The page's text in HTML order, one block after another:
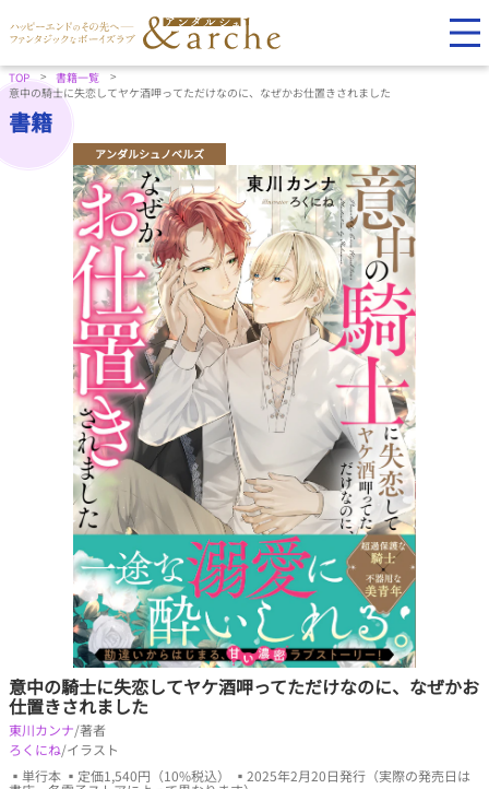
TOP
書籍一覧
意中の騎士に失恋してヤケ酒呷ってただけなのに、なぜかお仕置きされました
書籍
アンダルシュノベルズ
意中の騎士に失恋してヤケ酒呷ってただけなのに、なぜかお
仕置きされました
東川カンナ/著者
ろくにね/イラスト
▪単行本 ▪定価1,540円（10%税込） ▪2025年2月20日発行（実際の発売日は